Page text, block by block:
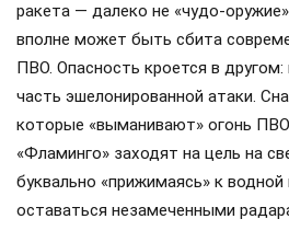
ракета — далеко не «чудо-
вполне может быть сбита
ПВО. Опасность кроется в другом:
часть эшелонированной атаки.
которые «выманивают» огонь
«Фламинго» заходят на цель на
буквально «прижимаясь» к
оставаться незамеченными